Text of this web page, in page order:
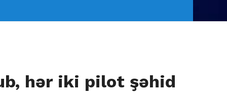
hər iki pilot şəhid